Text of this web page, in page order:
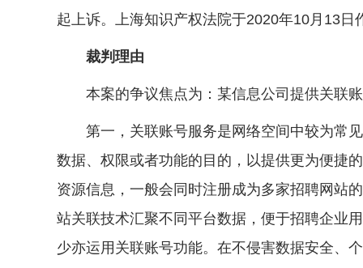
起上诉。上海知识产权法院于2020年10月13
裁判理由
本案的争议焦点为：某信息公司提供关联账
第一，关联账号服务是网络空间中较为常见
数据、权限或者功能的目的，以提供更为便捷
资源信息，一般会同时注册成为多家招聘网站
站关联技术汇聚不同平台数据，便于招聘企业
少亦运用关联账号功能。在不侵害数据安全、